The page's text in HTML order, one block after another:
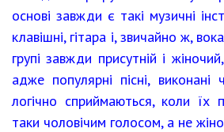
основі завжди є такі музичні
клавішні, гітара і, звичайно ж,
групі завжди присутній і
адже популярні пісні, виконані
логічно сприймаються, коли їх
таки чоловічим голосом, а не